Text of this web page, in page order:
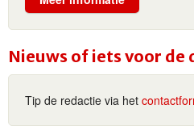
Nieuws of iets voor de
Tip de redactie via het